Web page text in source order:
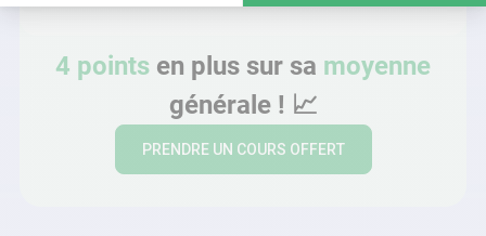
4 points en plus sur sa moyenne
générale ! 📈
PRENDRE UN COURS OFFERT